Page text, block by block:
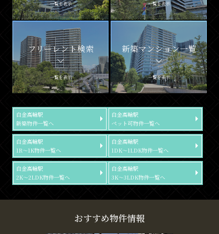
一覧を表示 一覧を表示
フリーレント検索
一覧を表示
新築マンション一覧
一覧を表示
白金高輪駅
新築物件一覧へ
白金高輪駅
ペット可物件一覧へ
白金高輪駅
1R～1K物件一覧へ
白金高輪駅
1DK～1LDK物件一覧へ
白金高輪駅
2K～2LDK物件一覧へ
白金高輪駅
3K～3LDK物件一覧へ
おすすめ物件情報